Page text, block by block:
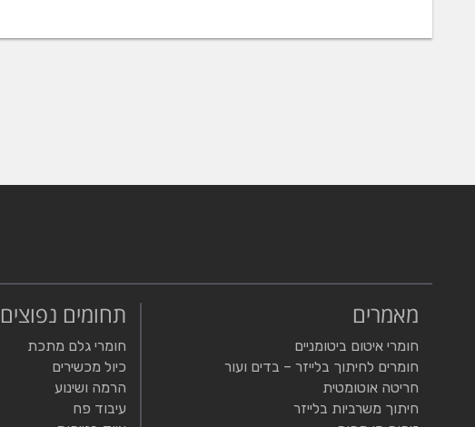
מאמרים
חומרי איטום ביטומניים
חומרים לחיתוך בלייזר – בדים ועור
חריטה אוטומטית
חיתוך משרביות בלייזר
תחומים נפוצים
חומרי גלם מתכת
כיול מכשירים
הרמה ושינוע
עיבוד פח